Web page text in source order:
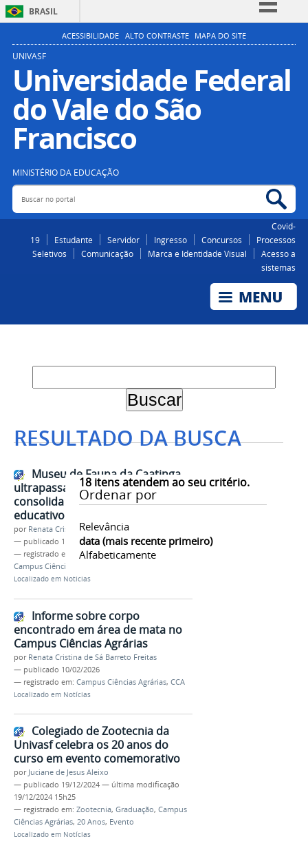
BRASIL
Simplifique!
Participe
Acesso à informação
Legislação
ACESSIBILIDADE ALTO CONTRASTE MAPA DO SITE
UNIVASF
Universidade Federal
do Vale do São
Francisco
MINISTÉRIO DA EDUCAÇÃO
Buscar no portal
Covid-
19
Estudante Servidor Ingresso Concursos
Processos
Seletivos
Comunicação Marca e Identidade Visual
Acesso a
sistemas
RESULTADO DA BUSCA
18itens atendem ao seu critério.
Ordenar por
Relevância
data (mais recente primeiro)
Alfabeticamente
Museu de Fauna da Caatinga
ultrapassa 30 mil visitantes e
consolida papel científico e
educativo no Semiárido
por Renata Cristina de Sá Barreto Freitas
— publicado 19/02/2026
— registrado em:
Cemafauna,Museu,Fauna
Campus Ciências Agrárias
Localizado em Notícias
Informe sobre corpo
encontrado em área de mata no
Campus Ciências Agrárias
por Renata Cristina de Sá Barreto Freitas
— publicado 10/02/2026
— registrado em: Campus Ciências Agrárias, CCA
Localizado em Notícias
Colegiado de Zootecnia da
Univasf celebra os 20 anos do
curso em evento comemorativo
por Juciane de Jesus Aleixo
— publicado 19/12/2024 — última modificação
19/12/2024 15h25
— registrado em: Zootecnia, Graduação, Campus
Ciências Agrárias, 20 Anos, Evento
Localizado em Notícias